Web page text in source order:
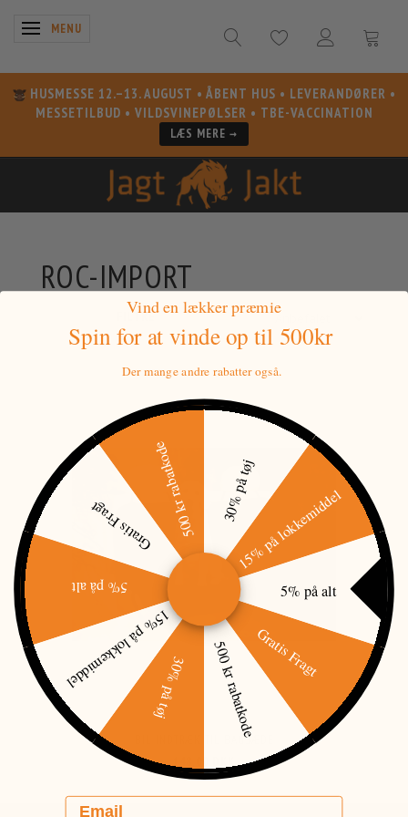
SKIFTE NAVIGATION
MENU
HUSMESSE 12.–13. AUGUST • ÅBENT HUS • LEVERANDØRER •
MESSETILBUD • VILDSVINEPØLSER • TBE-VACCINATION
LÆS MERE →
ROC-IMPORT
FILTRE
BIL INDTRÆK TIL BAGSÆDE
Vind en lækker præmie
Spin for at vindeop til 500kr
Der mange andre rabatter også.
30% på tøj
15% på lokkemiddel
5% på alt
Gratis Fragt
500 kr rabatkode
30% på tøj
15% på lokkemiddel
5% på alt
Gratis Fragt500 kr rabatkode
Email